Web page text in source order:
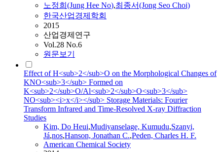
노정희(Jung Hee No),최종서(Jong Seo Choi)
한국산업경제학회
2015
산업경제연구
Vol.28 No.6
원문보기
Effect of H<sub>2</sub>O on the Morphological Changes of
KNO<sub>3</sub> Formed on
K<sub>2</sub>O/Al<sub>2</sub>O<sub>3</sub>
NO<sub><i>x</i></sub> Storage Materials: Fourier
Transform Infrared and Time-Resolved X-ray Diffraction
Studies
Kim, Do Heui,Mudiyanselage, Kumudu,Szanyi,
Já,nos,Hanson, Jonathan C.,Peden, Charles H. F.
American Chemical Society